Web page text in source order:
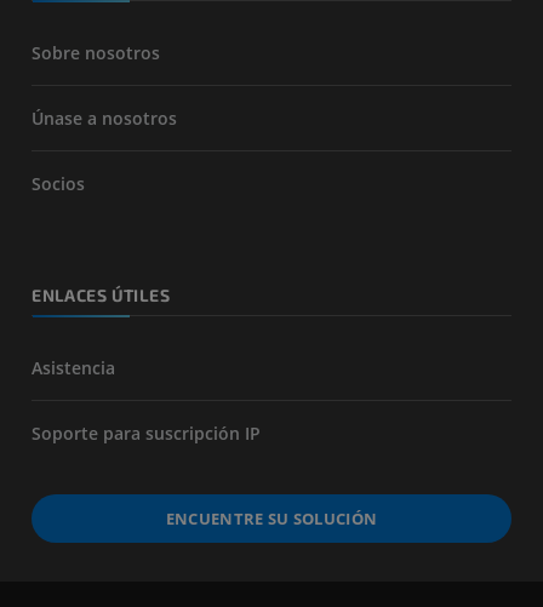
Sobre nosotros
Únase a nosotros
Socios
ENLACES ÚTILES
Asistencia
Soporte para suscripción IP
ENCUENTRE SU SOLUCIÓN